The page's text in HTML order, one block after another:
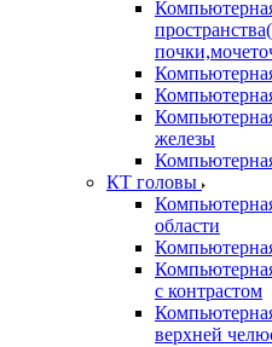
железы
КТ головы
области
с контрастом
верхней